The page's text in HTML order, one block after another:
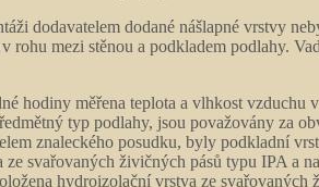
dodavatelem dodané nášlapné vrstvy
rohu mezi stěnou a podkladem podlahy.
hodiny měřena teplota a vlhkost
typ podlahy, jsou považovány za
znaleckého posudku, byly podkladní
ze svařovaných živičných pásů typu IPA a
hydroizolační vrstva ze